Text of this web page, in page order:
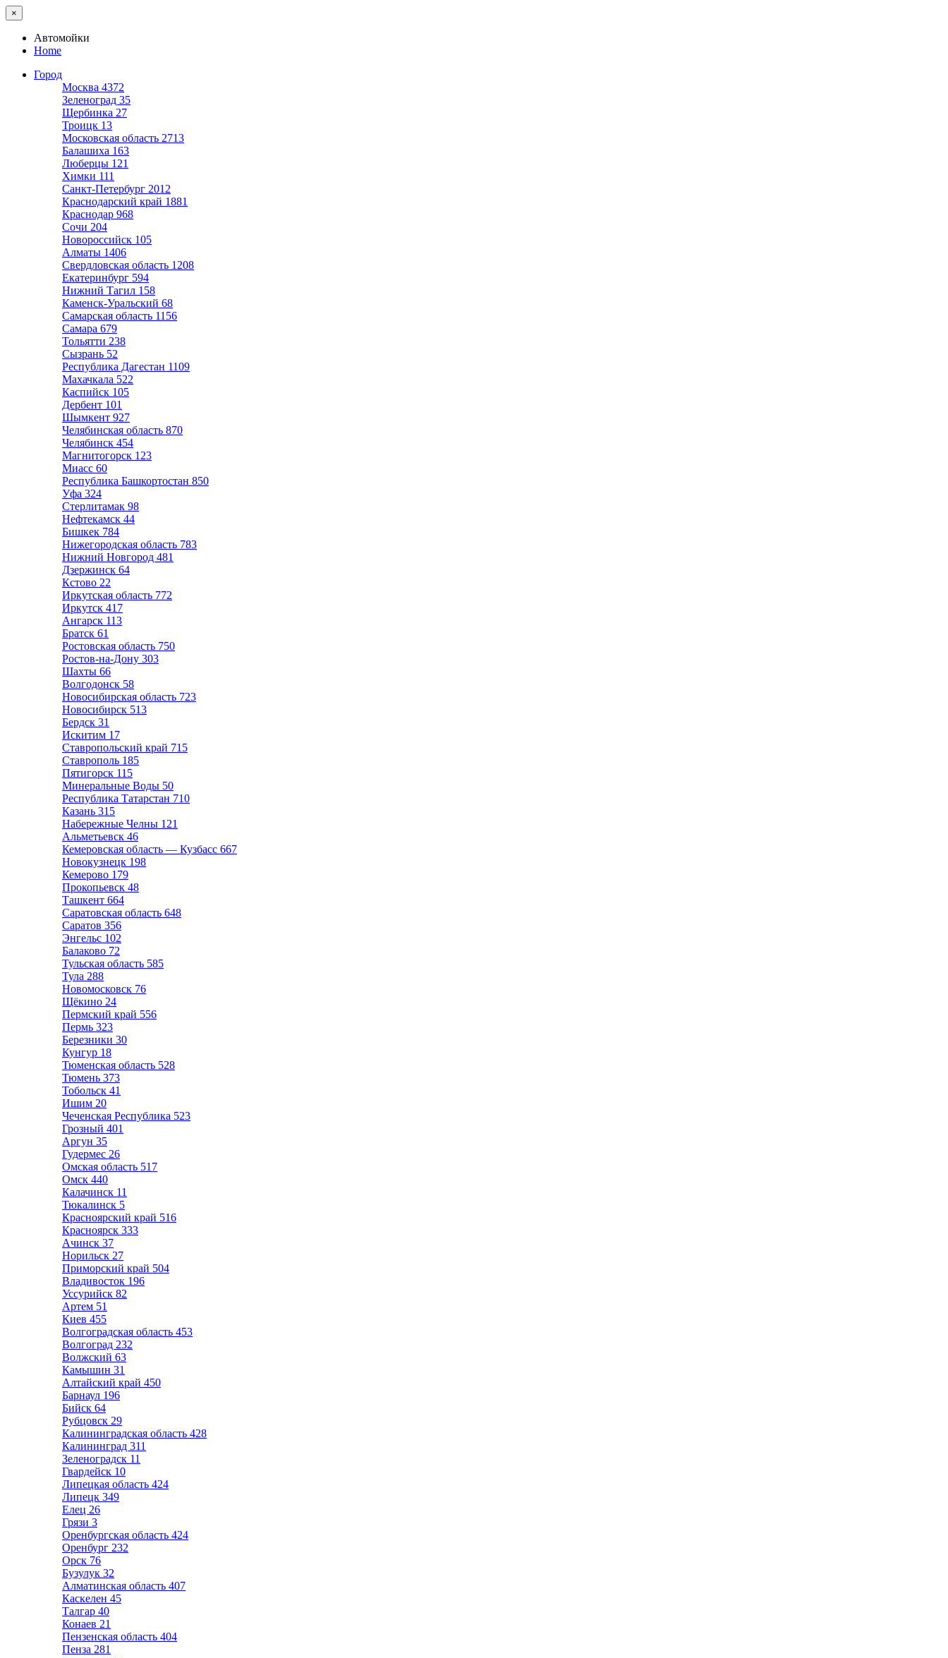
×
Автомойки
Home
Город
Москва 4372
Зеленоград 35
Щербинка 27
Троицк 13
Московская область 2713
Балашиха 163
Люберцы 121
Химки 111
Санкт-Петербург 2012
Краснодарский край 1881
Краснодар 968
Сочи 204
Новороссийск 105
Алматы 1406
Свердловская область 1208
Екатеринбург 594
Нижний Тагил 158
Каменск-Уральский 68
Самарская область 1156
Самара 679
Тольятти 238
Сызрань 52
Республика Дагестан 1109
Махачкала 522
Каспийск 105
Дербент 101
Шымкент 927
Челябинская область 870
Челябинск 454
Магнитогорск 123
Миасс 60
Республика Башкортостан 850
Уфа 324
Стерлитамак 98
Нефтекамск 44
Бишкек 784
Нижегородская область 783
Нижний Новгород 481
Дзержинск 64
Кстово 22
Иркутская область 772
Иркутск 417
Ангарск 113
Братск 61
Ростовская область 750
Ростов-на-Дону 303
Шахты 66
Волгодонск 58
Новосибирская область 723
Новосибирск 513
Бердск 31
Искитим 17
Ставропольский край 715
Ставрополь 185
Пятигорск 115
Минеральные Воды 50
Республика Татарстан 710
Казань 315
Набережные Челны 121
Альметьевск 46
Кемеровская область — Кузбасс 667
Новокузнецк 198
Кемерово 179
Прокопьевск 48
Ташкент 664
Саратовская область 648
Саратов 356
Энгельс 102
Балаково 72
Тульская область 585
Тула 288
Новомосковск 76
Щёкино 24
Пермский край 556
Пермь 323
Березники 30
Кунгур 18
Тюменская область 528
Тюмень 373
Тобольск 41
Ишим 20
Чеченская Республика 523
Грозный 401
Аргун 35
Гудермес 26
Омская область 517
Омск 440
Калачинск 11
Тюкалинск 5
Красноярский край 516
Красноярск 333
Ачинск 37
Норильск 27
Приморский край 504
Владивосток 196
Уссурийск 82
Артем 51
Киев 455
Волгоградская область 453
Волгоград 232
Волжский 63
Камышин 31
Алтайский край 450
Барнаул 196
Бийск 64
Рубцовск 29
Калининградская область 428
Калининград 311
Зеленоградск 11
Гвардейск 10
Липецкая область 424
Липецк 349
Елец 26
Грязи 3
Оренбургская область 424
Оренбург 232
Орск 76
Бузулук 32
Алматинская область 407
Каскелен 45
Талгар 40
Конаев 21
Пензенская область 404
Пенза 281